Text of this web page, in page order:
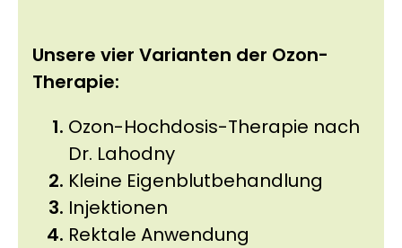
Unsere vier Varianten der Ozon-
Therapie:
Ozon-Hochdosis-Therapie nach
Dr. Lahodny
Kleine Eigenblutbehandlung
Injektionen
Rektale Anwendung